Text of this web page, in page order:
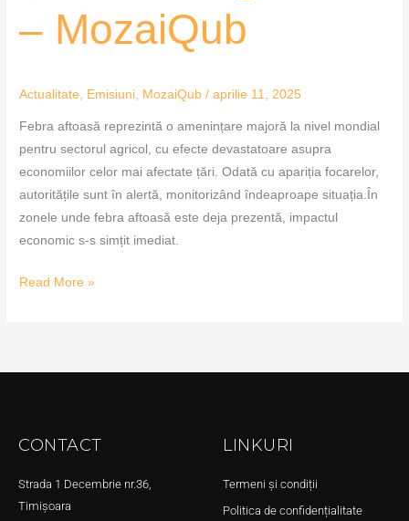
– MozaiQub
Actualitate Emisiuni MozaiQub /aprilie 11, 2025
Febra aftoasă reprezintă o amenințare majoră la nivel mondial
pentru sectorul agricol, cu efecte devastatoare asupra
economiilor celor mai afectate țări. Odată cu apariția focarelor,
autoritățile sunt în alertă, monitorizând îndeaproape situația.În
zonele unde febra aftoasă este deja prezentă, impactul
economic s-s simțit imediat.
Read More »
CONTACT
Strada 1 Decembrie nr.36,
Timișoara
LINKURI
Termeni și condiții
Politica de confidențialitate